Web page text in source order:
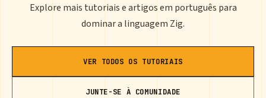
Explore mais tutoriais e artigos em português para
dominar a linguagem Zig.
VER TODOS OS TUTORIAIS
JUNTE-SE À COMUNIDADE